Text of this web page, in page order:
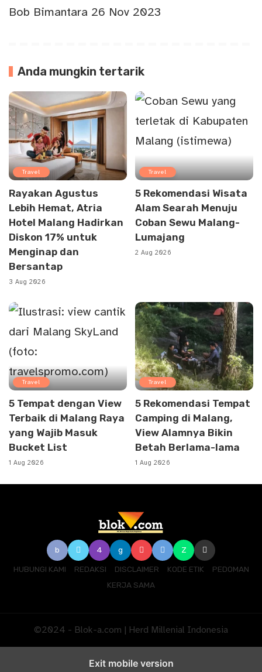
Bob Bimantara 26 Nov 2023
Anda mungkin tertarik
Travel
Rayakan Agustus
Lebih Hemat, Atria
Hotel Malang Hadirkan
Diskon 17% untuk
Menginap dan
Bersantap
3 Aug 2026
Travel
5 Rekomendasi Wisata
Alam Searah Menuju
Coban Sewu Malang-
Lumajang
2 Aug 2026
Travel
5 Tempat dengan View
Terbaik di Malang Raya
yang Wajib Masuk
Bucket List
1 Aug 2026
Travel
5 Rekomendasi Tempat
Camping di Malang,
View Alamnya Bikin
Betah Berlama-lama
1 Aug 2026
HUBUNGI KAMI REDAKSI DISCLAIMER KODE ETIK
PEDOMAN
KERJA SAMA
©2024 - Blok-a.com | Herd Millenial Indonesia
Exit mobile version